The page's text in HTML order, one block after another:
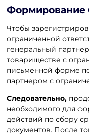
Формирование
Чтобы
ограниченной
генеральный
товариществе с
письменной форме
партнером с
Следовательно,
необходимого для
действий по сбору
документов. После